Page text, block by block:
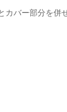
バー部分を